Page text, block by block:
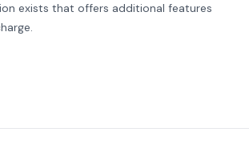
exists that offers additional features